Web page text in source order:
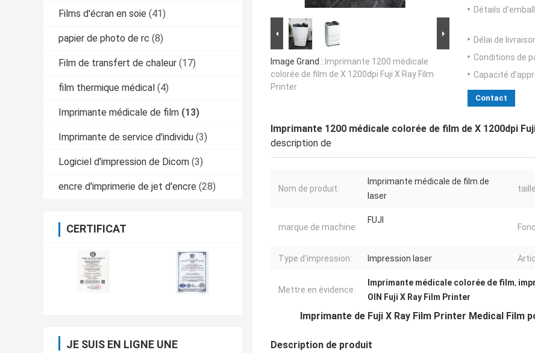
Films d'écran en soie (41)
papier de photo de rc (8)
Film de transfert de chaleur (17)
film thermique médical (4)
Imprimante médicale de film (13)
Imprimante de service d'individu (3)
Logiciel d'impression de Dicom (3)
encre d'imprimerie de jet d'encre (28)
CERTIFICAT
JE SUIS EN LIGNE UNE
Image Grand : Imprimante 1200 médicale
colorée de film de X 1200dpi Fuji X Ray Film
Printer
Détails
Délai de
Conditions de
Capacité
Contact
Imprimante 1200 médicale colorée de film de X 1200dpi
description de
Nom de produit:
Imprimante médicale de film de
laser
marque de machine:
FUJI
Type d'impression: Impression laser
Mettre en évidence:
Imprimante médicale colorée de film,
OIN Fuji X Ray Film Printer
Imprimante de Fuji X Ray Film Printer Medical Film
Description de produit